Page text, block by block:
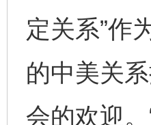
定关系”作
的中美关
会的欢迎